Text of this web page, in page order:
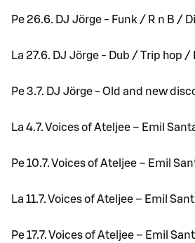
Pe 26.6. DJ Jörge - Funk / R n B /
La 27.6. DJ Jörge - Dub / Trip hop /
Pe 3.7. DJ Jörge - Old and new
La 4.7. Voices of Ateljee – Emil
Pe 10.7. Voices of Ateljee – Emil
La 11.7. Voices of Ateljee – Emil
Pe 17.7. Voices of Ateljee – Emil